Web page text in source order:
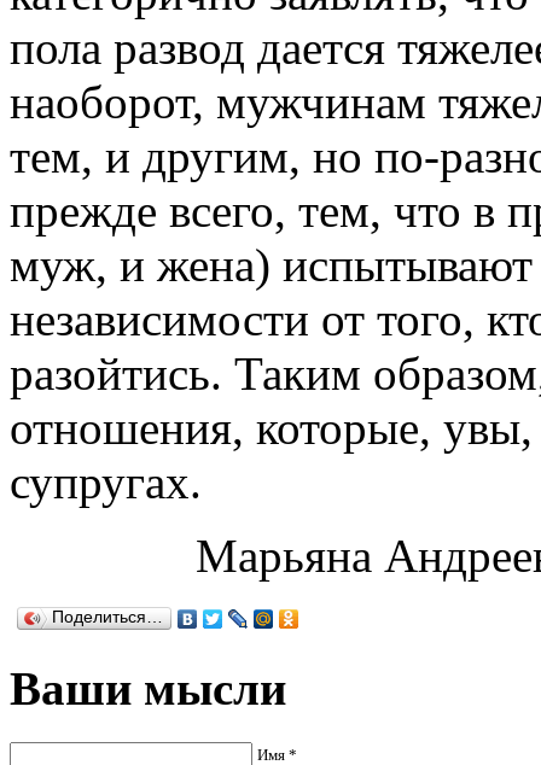
пола развод дается
наоборот, мужчинам
тем, и другим, но по-
прежде всего, тем, что в
муж, и жена) испытывают
независимости от того,
разойтись. Таким
отношения, которые,
супругах.
Марьяна
Поделиться…
Ваши мысли
Имя *